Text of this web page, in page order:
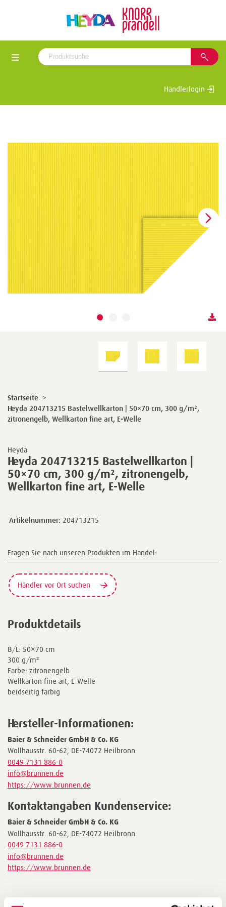
Händlerlogin
Heyda
Heyda 204713215 Bastelwellkarton |
50×70 cm, 300 g/m², zitronengelb,
Wellkarton fine art, E-Welle
Startseite >
Heyda 204713215 Bastelwellkarton | 50×70 cm, 300 g/m²,
zitronengelb, Wellkarton fine art, E-Welle
Artikelnummer: 204713215
Fragen Sie nach unseren Produkten im Handel:
Händler vor Ort suchen
Produktdetails
B/L: 50×70 cm
300 g/m²
Farbe: zitronengelb
Wellkarton fine art, E-Welle
beidseitig farbig
Hersteller-Informationen:
Baier & Schneider GmbH & Co. KG
Wollhausstr. 60-62, DE-74072 Heilbronn
0049 7131 886-0
info@brunnen.de
https://www.brunnen.de
Kontaktangaben Kundenservice:
Baier & Schneider GmbH & Co. KG
Wollhausstr. 60-62, DE-74072 Heilbronn
0049 7131 886-0
info@brunnen.de
https://www.brunnen.de